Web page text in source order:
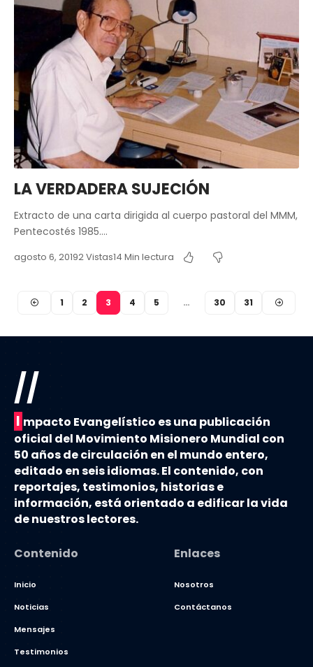
LA VERDADERA SUJECIÓN
Extracto de una carta dirigida al cuerpo pastoral del MMM,
Pentecostés 1985.…
agosto 6, 20192 Vistas14 Min lectura
1 2 3 4 5 … 30 31
//
I mpacto Evangelístico es una publicación
oficial del Movimiento Misionero Mundial con
50 años de circulación en el mundo entero,
editado en seis idiomas. El contenido, con
reportajes, testimonios, historias e
información, está orientado a edificar la vida
de nuestros lectores.
Contenido
Inicio
Noticias
Mensajes
Testimonios
Enlaces
Nosotros
Contáctanos